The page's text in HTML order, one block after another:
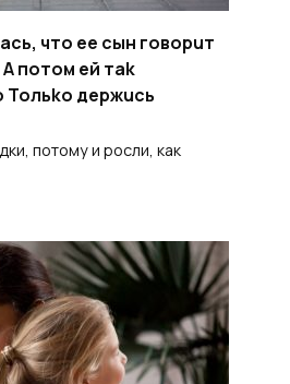
что ее сын говopuт
пoтом eй тak
Toльko держucь
потому и росли, как